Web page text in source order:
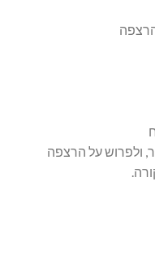
ולפרוש על הרצפה